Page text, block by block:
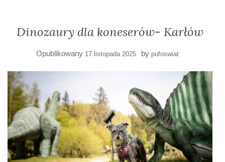
Dinozaury dla koneserów- Karłów
Opublikowany 17 listopada 2025 by pufoswiat